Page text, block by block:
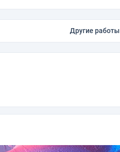
Другие работы